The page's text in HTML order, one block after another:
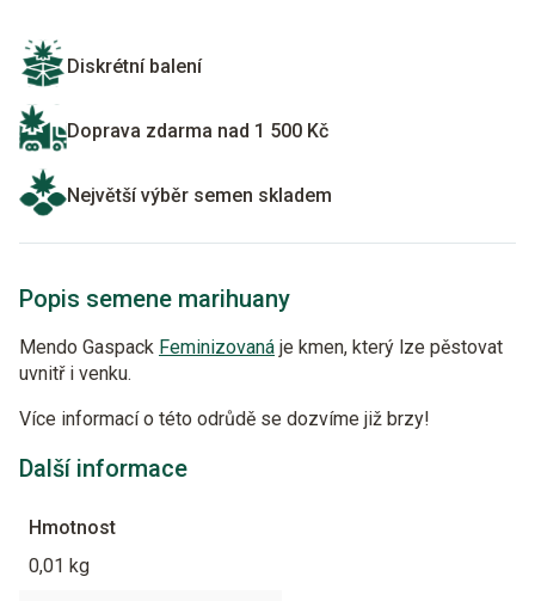
Diskrétní balení
Doprava zdarma nad 1 500 Kč
Největší výběr semen skladem
Popis semene marihuany
Mendo Gaspack Feminizovaná je kmen, který lze pěstovat
uvnitř i venku.
Více informací o této odrůdě se dozvíme již brzy!
Další informace
Hmotnost
0,01 kg